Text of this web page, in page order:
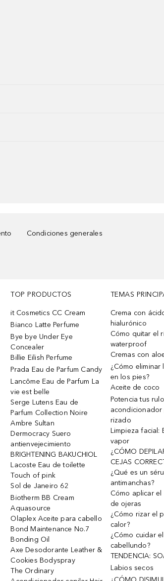
Condiciones generales
TOP PRODUCTOS
it Cosmetics CC Cream
Bianco Latte Perfume
Bye bye Under Eye
Concealer
Billie Eilish Perfume
Prada Eau de Parfum Candy
Lancôme Eau de Parfum La
vie est belle
Serge Lutens Eau de
Parfum Collection Noire
Ambre Sultan
Dermocracy Suero
antienvejecimiento
BRIGHTENING BAKUCHIOL
Lacoste Eau de toilette
Touch of pink
Sol de Janeiro 62
Biotherm BB Cream
Aquasource
Olaplex Aceite para cabello
Bond Maintenance No.7
Bonding Oil
Axe Desodorante Leather &
Cookies Bodyspray
The Ordinary
TEMAS
Crema con
hialurónico
Cómo quitar el
waterproof
Cremas con
¿Cómo eliminar
en los pies?
Aceite de coco
Potencia tus
rizado
Limpieza facial:
vapor
¿CÓMO
CEJAS
¿Qué es un
antimanchas?
Cómo aplicar
de ojeras
¿Cómo rizar el
calor?
¿Cómo cuidar
cabellundo?
TENDENCIA:
Labios secos